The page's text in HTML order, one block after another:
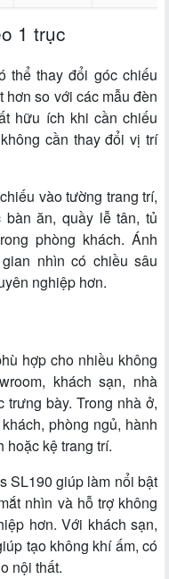
1 trục
thể thay đổi góc chiếu
hơn so với các mẫu đèn
hữu ích khi cần chiếu
cần thay đổi vị trí
vào tường trang trí,
ăn, quầy lễ tân, tủ
phòng khách. Ánh
nhìn có chiều sâu
nghiệp hơn.
hợp cho nhiều không
khách sạn, nhà
bày. Trong nhà ở,
phòng ngủ, hành
hoặc kệ trang trí.
SL190 giúp làm nổi bật
nhìn và hỗ trợ không
hơn. Với khách sạn,
tạo không khí ấm, có
nội thất.